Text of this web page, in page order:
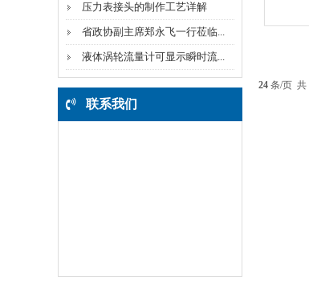
压力表接头的制作工艺详解
省政协副主席郑永飞一行莅临...
液体涡轮流量计可显示瞬时流...
联系我们
24 条/页 共